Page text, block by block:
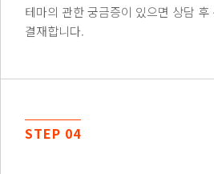
테마의 관한 궁금증이 있으면 상담 후
결재합니다.
STEP 04